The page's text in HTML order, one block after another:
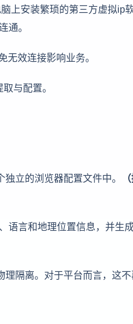
上安装繁琐的第三方虚拟ip
通。
效连接影响业务。
与配置。
立的浏览器配置文件中。
语言和地理位置信息，并生
隔离。对于平台而言，这